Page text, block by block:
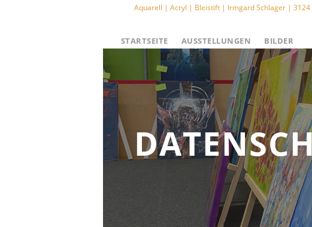
Aquarell | Acryl | Bleistift | Irmgard Schlager | 3124
STARTSEITE AUSSTELLUNGEN BILDER